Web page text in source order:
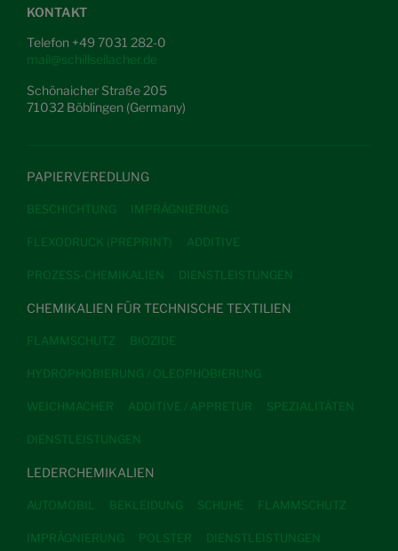
KONTAKT
Telefon +49 7031 282-0
mail@schillseilacher.de
Schönaicher Straße 205
71032 Böblingen (Germany)
PAPIERVEREDLUNG
BESCHICHTUNG IMPRÄGNIERUNG
FLEXODRUCK (PREPRINT) ADDITIVE
PROZESS-CHEMIKALIEN DIENSTLEISTUNGEN
CHEMIKALIEN FÜR TECHNISCHE TEXTILIEN
FLAMMSCHUTZ BIOZIDE
HYDROPHOBIERUNG / OLEOPHOBIERUNG
WEICHMACHER ADDITIVE / APPRETUR SPEZIALITÄTEN
DIENSTLEISTUNGEN
LEDERCHEMIKALIEN
AUTOMOBIL BEKLEIDUNG SCHUHE FLAMMSCHUTZ
IMPRÄGNIERUNG POLSTER DIENSTLEISTUNGEN